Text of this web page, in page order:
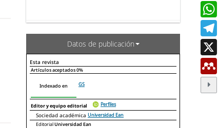
Datos de publicación
Esta revista
Artículos aceptados0%
Indexado en GS
Editor y equipo editorial Perfiles
Sociedad académica Universidad Ean
EditorialUniversidad Ean